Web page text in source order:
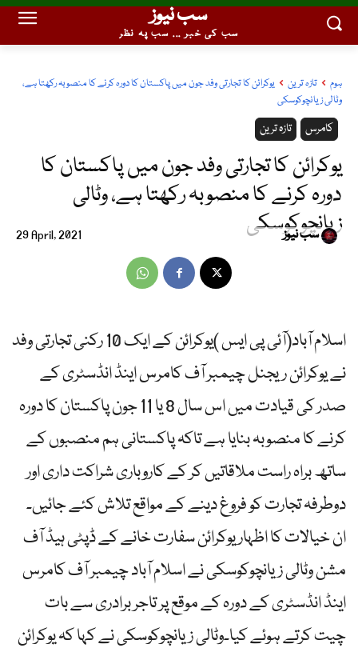
سب نیوز
سب کی خبر ... سب پہ نظر
ہوم تازہ ترین
یوکرائن کا تجارتی وفد جون میں پاکستان کا دورہ کرنے کا منصوبہ رکھتا ہے،
وٹالی زیانچوکوسکی
تازہ ترین کامرس
یوکرائن کا تجارتی وفد جون میں پاکستان کا
دورہ کرنے کا منصوبہ رکھتا ہے، وٹالی
زیانچوکوسکی
29 April, 2021 سب نیوز
اسلام آباد(آئی پی ایس )یوکرائن کے ایک 10 رکنی تجارتی وفد
نے یوکرائن ریجنل چیمبر آف کامرس اینڈ انڈسٹری کے
صدر کی قیادت میں اس سال 8 یا 11 جون پاکستان کا دورہ
کرنے کا منصوبہ بنایا ہے تاکہ پاکستانی ہم منصبوں کے
ساتھ براہ راست ملاقاتیں کر کے کاروباری شراکت داری اور
دوطرفہ تجارت کو فروغ دینے کے مواقع تلاش کئے جائیں۔
ان خیالات کا اظہار یوکرائن سفارت خانے کے ڈپٹی ہیڈ آف
مشن وٹالی زیانچوکوسکی نے اسلام آباد چیمبر آف کامرس
اینڈ انڈسٹری کے دورہ کے موقع پر تاجر برادری سے بات
چیت کرتے ہوئے کیا۔وٹالی زیانچوکوسکی نے کہا کہ یوکرائن